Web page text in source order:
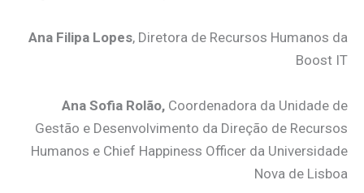
Ana Filipa Lopes, Diretora de Recursos Humanos da
Boost IT
Ana Sofia Rolão, Coordenadora da Unidade de
Gestão e Desenvolvimento da Direção de Recursos
Humanos e Chief Happiness Officer da Universidade
Nova de Lisboa